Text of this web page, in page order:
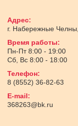
Адрес:
г. Набережные Челны
Время работы:
Пн-Пт 8:00 - 19:00
Сб, Вс 8:00 - 18:00
Телефон:
8 (8552) 36-82-63
E-mail:
368263@bk.ru